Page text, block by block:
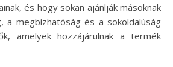
és hogy sokan ajánlják másoknak
a megbízhatóság és a sokoldalúság
amelyek hozzájárulnak a termék